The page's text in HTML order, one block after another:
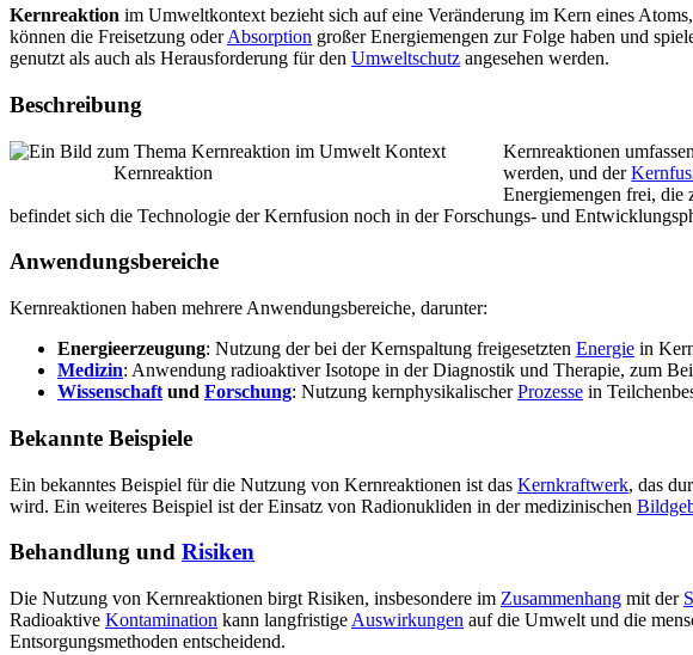
Kernreaktion im Umweltkontext bezieht sich auf eine Veränderung im Kern eines
können die Freisetzung oderAbsorption großer Energiemengen zur Folge haben und
genutzt als auch als Herausforderung für den Umweltschutz angesehen werden.
Beschreibung
Kernreaktion
Kernreaktionen
werden, und der
Energiemengen frei, die
befindet sich die Technologie der Kernfusion noch in der Forschungs- und
Anwendungsbereiche
Kernreaktionen haben mehrere Anwendungsbereiche, darunter:
Energieerzeugung: Nutzung der bei der Kernspaltung freigesetzten Energie in
Medizin: Anwendung radioaktiver Isotope in der Diagnostik und Therapie, zum
Wissenschaft und Forschung: Nutzung kernphysikalischerProzesse in
Bekannte Beispiele
Ein bekanntes Beispiel für die Nutzung von Kernreaktionen ist das Kernkraftwerk, das
wird. Ein weiteres Beispiel ist der Einsatz von Radionukliden in der medizinischen
Behandlung und Risiken
Die Nutzung von Kernreaktionen birgt Risiken, insbesondere im Zusammenhang mit der
Radioaktive Kontamination kann langfristige Auswirkungen auf die Umwelt und die
Entsorgungsmethoden entscheidend.